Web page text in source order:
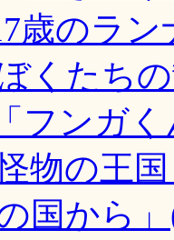
歳のラン
ぼくたち
「フンガ
怪物の王
の国から